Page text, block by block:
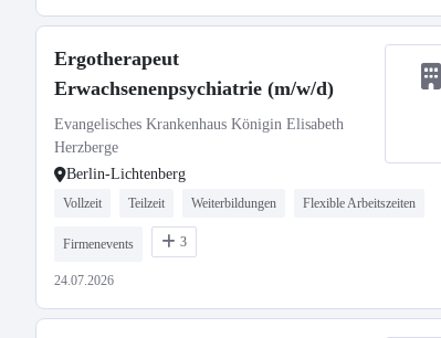
Ergotherapeut
Erwachsenenpsychiatrie (m/w/d)
Evangelisches Krankenhaus Königin Elisabeth
Herzberge
Berlin-Lichtenberg
Vollzeit Teilzeit Weiterbildungen Flexible Arbeitszeiten
Firmenevents 3
24.07.2026